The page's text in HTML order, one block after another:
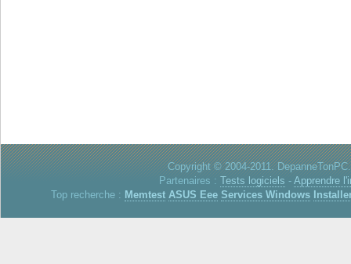
Copyright © 2004-2011.
Partenaires : Tests logiciels - Apprendre
Top recherche : Memtest ASUS Eee Services Windows